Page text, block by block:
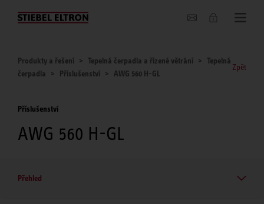
O nás
Produkty a řešení Tepelná čerpadla a řízené větrání
Tepelná
čerpadla
Příslušenství AWG 560 H-GL
Zpět
Příslušenství
AWG 560 H-GL
Přehled